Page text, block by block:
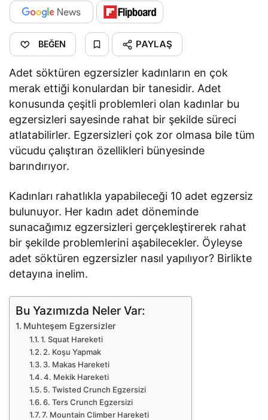
BEĞEN PAYLAŞ
Adet söktüren egzersizler kadınların en çok
merak ettiği konulardan bir tanesidir. Adet
konusunda çeşitli problemleri olan kadınlar bu
egzersizleri sayesinde rahat bir şekilde süreci
atlatabilirler. Egzersizleri çok zor olmasa bile tüm
vücudu çalıştıran özellikleri bünyesinde
barındırıyor.
Kadınları rahatlıkla yapabileceği 10 adet egzersiz
bulunuyor. Her kadın adet döneminde
sunacağımız egzersizleri gerçekleştirerek rahat
bir şekilde problemlerini aşabilecekler. Öyleyse
adet söktüren egzersizler nasıl yapılıyor? Birlikte
detayına inelim.
Bu Yazımızda Neler Var:
Muhteşem Egzersizler
1. Squat Hareketi
2. Koşu Yapmak
3. Makas Hareketi
4. Mekik Hareketi
5. Twisted Crunch Egzersizi
6. Ters Crunch Egzersizi
7. Mountain Climber Hareketi